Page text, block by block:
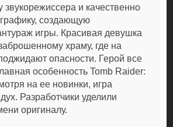
звукорежиссера и качественно
создающую
игры. Красивая девушка
храму, где на
опасности. Герой все
особенность Tomb Raider:
на ее новинки, игра
Разработчики уделили
оригиналу.